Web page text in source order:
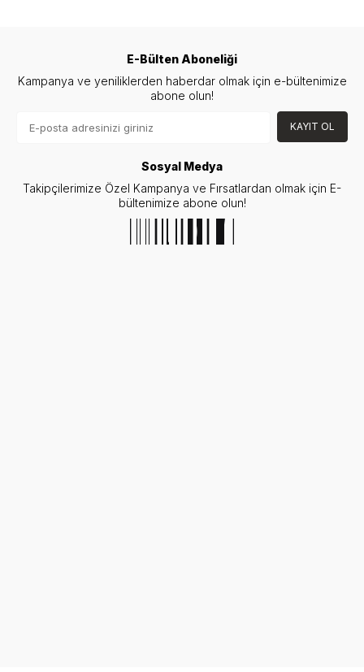
E-Bülten Aboneliği
Kampanya ve yeniliklerden haberdar olmak için e-bültenimize
abone olun!
KAYIT OL
Sosyal Medya
Takipçilerimize Özel Kampanya ve Fırsatlardan olmak için E-
bültenimize abone olun!